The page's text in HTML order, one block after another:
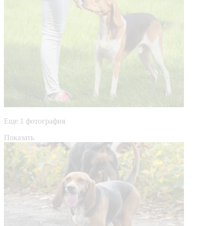
Еще 1 фотография
Показать